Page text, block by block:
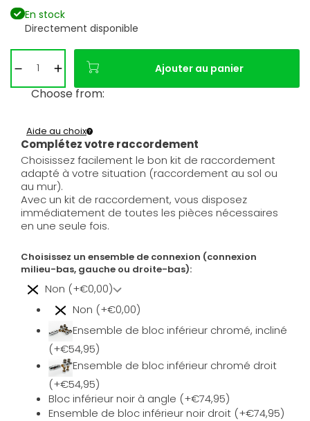
En stock
Directement disponible
Ajouter au panier
Choose from:
Complétez votre raccordement
Aide au choix
Choisissez facilement le bon kit de raccordement
adapté à votre situation (raccordement au sol ou
au mur).
Avec un kit de raccordement, vous disposez
immédiatement de toutes les pièces nécessaires
en une seule fois.
Choisissez un ensemble de connexion (connexion
milieu-bas, gauche ou droite-bas):
Non (+€0,00)
Non (+€0,00)
Ensemble de bloc inférieur chromé, incliné
(+€54,95)
Ensemble de bloc inférieur chromé droit
(+€54,95)
Bloc inférieur noir à angle (+€74,95)
Ensemble de bloc inférieur noir droit (+€74,95)